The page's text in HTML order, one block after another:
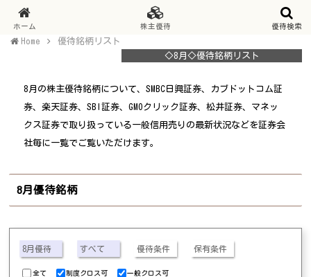
Home
優待銘柄リスト
◇8月◇優待銘柄リスト
8月の株主優待銘柄について、SMBC日興証券、カブドットコム証
券、楽天証券、SBI証券、GMOクリック証券、松井証券、マネッ
クス証券で取り扱っている一般信用売りの最新状況などを証券会
社毎に一覧でご覧いただけます。
8月優待銘柄
全て 制度クロス可 一般クロス可
ホーム 株主優待 優待検索